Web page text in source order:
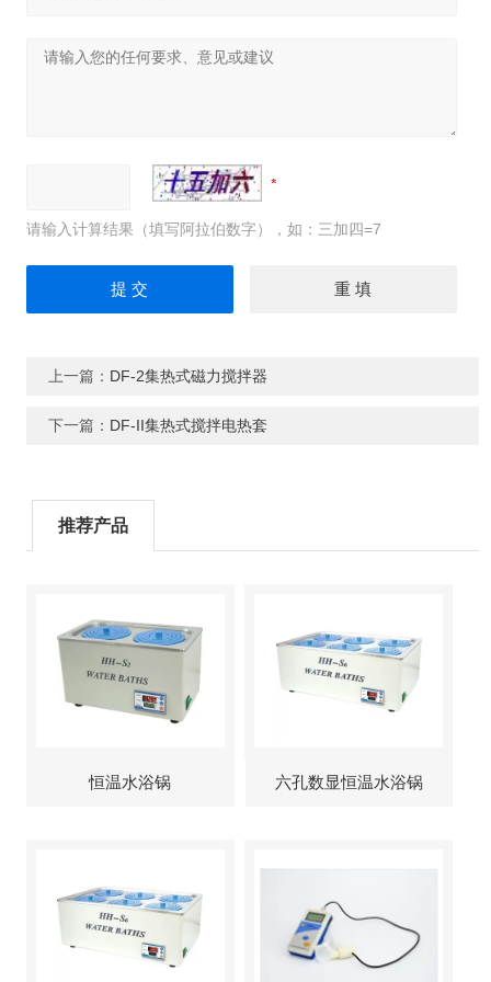
请输入计算结果（填写阿拉伯数字），如：三加四=7
上一篇： DF-2集热式磁力搅拌器
下一篇： DF-II集热式搅拌电热套
推荐产品
恒温水浴锅 六孔数显恒温水浴锅